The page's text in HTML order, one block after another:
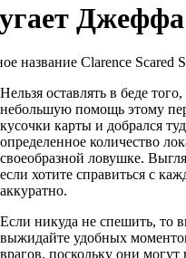
Джеффа
название Clarence Scared
Нельзя оставлять в беде
небольшую помощь этому
кусочки карты и добрался
определенное количество
своеобразной ловушке.
если хотите справиться с
аккуратно.
Если никуда не спешить, то
выжидайте удобных
врагов, поскольку они